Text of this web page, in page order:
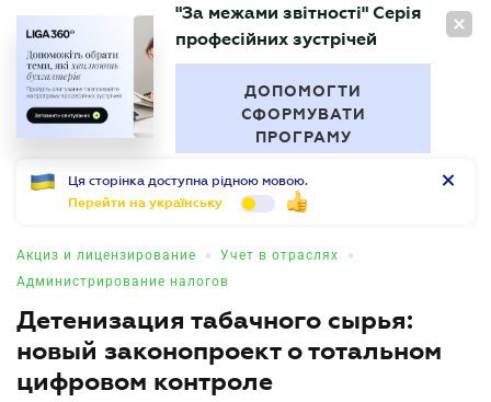
RU
БУХГАЛТЕР
"За межами звітності" Серія
професійних зустрічей
ДОПОМОГТИ
СФОРМУВАТИ
ПРОГРАМУ
Ця сторінка доступна рідною мовою.
Перейти на українську
Акциз и лицензирование • Учет в отраслях •
Администрирование налогов
Детенизация табачного сырья:
новый законопроект о тотальном
цифровом контроле